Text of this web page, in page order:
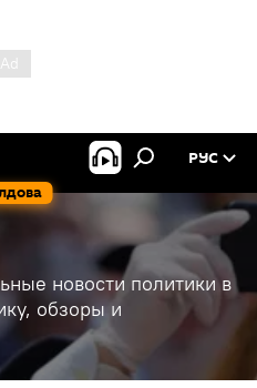
РУС
новости политики в
обзоры и